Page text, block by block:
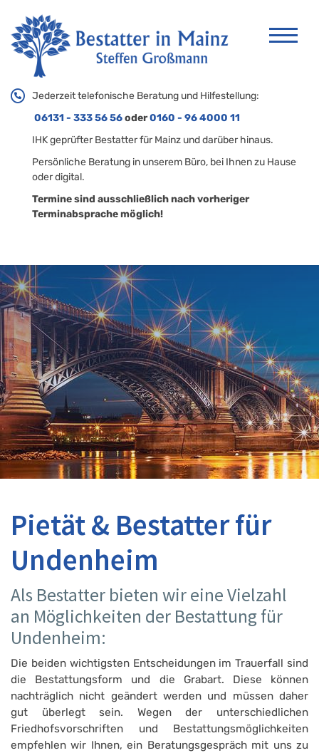
Jederzeit telefonische Beratung und Hilfestellung:
06131 - 333 56 56oder0160 - 96 4000 11
IHK geprüfter Bestatter für Mainz und darüber hinaus.
Persönliche Beratung in unserem Büro, bei Ihnen zu Hause
oder digital.
Termine sind ausschließlich nach vorheriger
Terminabsprache möglich!
Pietät & Bestatter für
Undenheim
Als Bestatter bieten wir eine Vielzahl
an Möglichkeiten der Bestattung für
Undenheim:
Die beiden wichtigsten Entscheidungen im Trauerfall sind
die Bestattungsform und die Grabart. Diese können
nachträglich nicht geändert werden und müssen daher
gut überlegt sein. Wegen der unterschiedlichen
Friedhofsvorschriften und Bestattungsmöglichkeiten
empfehlen wir Ihnen, ein Beratungsgespräch mit uns zu